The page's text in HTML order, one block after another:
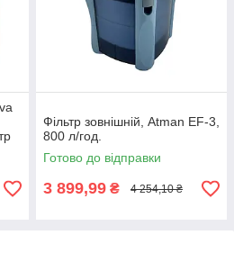
Фільтр зовнішній, Atman EF-3,
800 л/год.
Готово до відправки
3 899,99 ₴ 4 254,10 ₴